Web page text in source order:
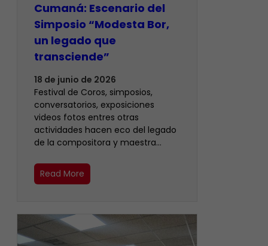
Cumaná: Escenario del
Simposio “Modesta Bor,
un legado que
transciende”
18 de junio de 2026
Festival de Coros, simposios,
conversatorios, exposiciones
videos fotos entres otras
actividades hacen eco del legado
de la compositora y maestra…
Read More